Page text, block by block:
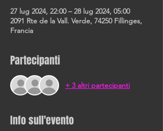
27 lug 2024, 22:00 – 28 lug 2024, 05:00
2091 Rte de la Vall. Verde, 74250 Fillinges,
Francia
Partecipanti
+ 3 altri partecipanti
Info sull'evento